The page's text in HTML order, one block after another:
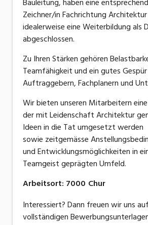
Bauleitung, haben eine
Zeichner/in Fachrichtung
idealerweise eine Weiterbildung als
abgeschlossen.
Zu Ihren Stärken gehören
Teamfähigkeit und ein gutes
Auftraggebern, Fachplanern und
​Wir bieten unseren Mitarbeitern
der mit Leidenschaft Architektur
Ideen in die Tat umgesetzt werden
sowie zeitgemässe
und Entwicklungsmöglichkeiten in
Teamgeist geprägten Umfeld.
Arbeitsort: 7000 Chur
Interessiert? Dann freuen wir uns
vollständigen